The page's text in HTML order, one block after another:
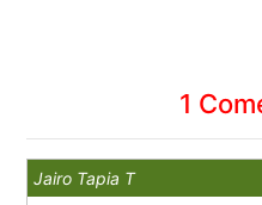
1
Jairo Tapia T